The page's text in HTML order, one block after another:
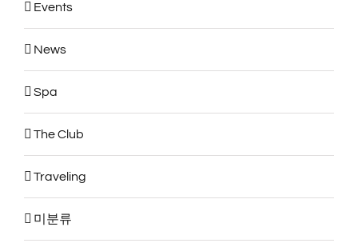
Events
News
Spa
The Club
Traveling
미분류